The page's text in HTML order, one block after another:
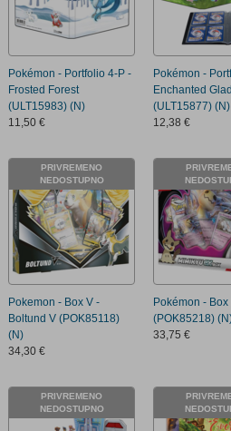
Pokémon - Portfolio 4-P -
Frosted Forest
(ULT15983) (N)
11,50 €
Pokémon -
Enchanted
(ULT15877) (N)
12,38 €
PRIVREMENO
NEDOSTUPNO
Pokemon - Box V -
Boltund V (POK85118)
(N)
34,30 €
Pokémon - Box
(POK85218)
33,75 €
PRIVREMENO
NEDOSTUPNO